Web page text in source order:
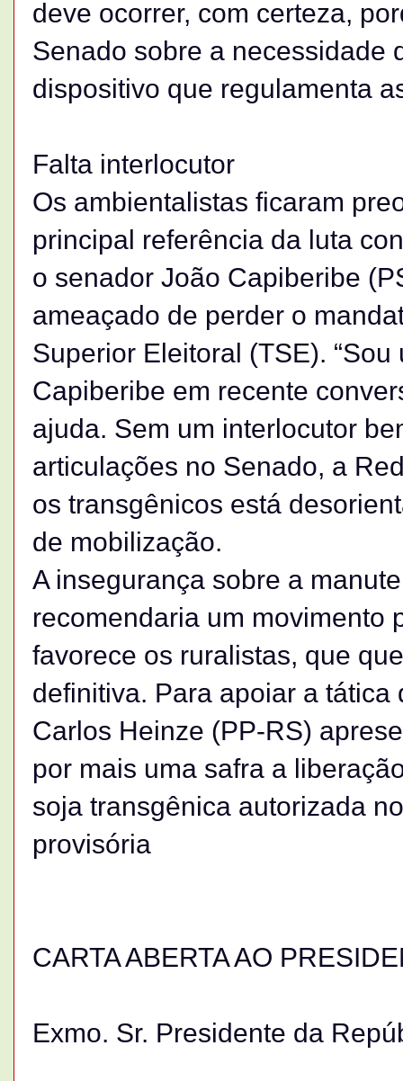
deve ocorrer, com certeza,
Senado sobre a necessidade
dispositivo que regulamenta
Falta interlocutor
Os ambientalistas ficaram
principal referência da luta
o senador João Capiberibe
ameaçado de perder o
Superior Eleitoral (TSE).
Capiberibe em recente
ajuda. Sem um interlocutor
articulações no Senado, a
os transgênicos está
de mobilização.
A insegurança sobre a
recomendaria um movimento
favorece os ruralistas, que
definitiva. Para apoiar a
Carlos Heinze (PP-RS)
por mais uma safra a
soja transgênica autorizada
provisória
CARTA ABERTA AO
Exmo. Sr. Presidente da